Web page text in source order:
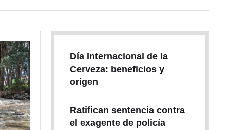
Día Internacional de la
Cerveza: beneficios y
origen
Ratifican sentencia contra
el exagente de policía